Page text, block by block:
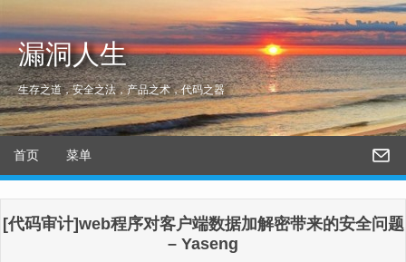
漏洞人生
生存之道，安全之法，产品之术，代码之器
首页 菜单
[代码审计]web程序对客户端数据加解密带来的安全问题
– Yaseng